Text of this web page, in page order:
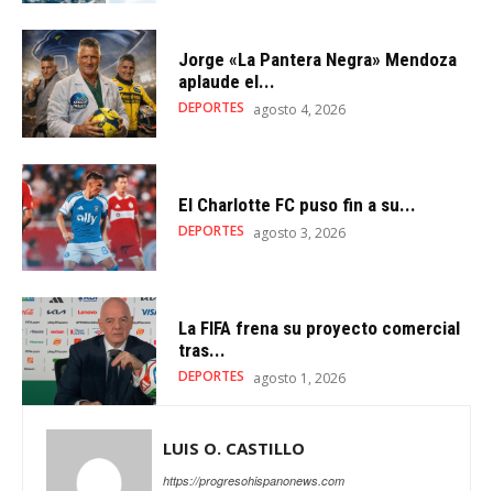
Jorge «La Pantera Negra» Mendoza
aplaude el...
DEPORTES agosto 4, 2026
El Charlotte FC puso fin a su...
DEPORTES agosto 3, 2026
La FIFA frena su proyecto comercial
tras...
DEPORTES agosto 1, 2026
LUIS O. CASTILLO
https://progresohispanonews.com